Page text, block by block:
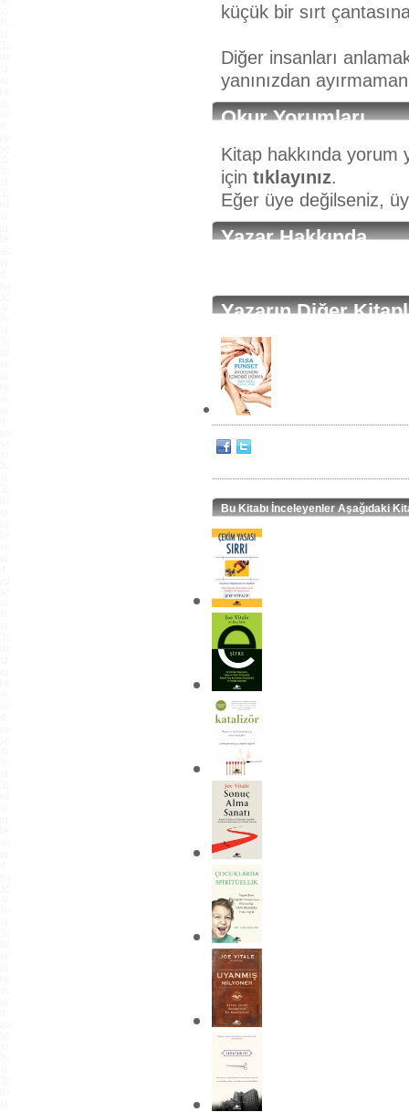
küçük bir sırt
Diğer insanları
yanınızdan
Okur Yorumları
Kitap hakkında yorum
için tıklayınız.
Eğer üye değilseniz,
Yazar Hakkında
Yazarın Diğer
Bu Kitabı İnceleyenler Aşağıdaki